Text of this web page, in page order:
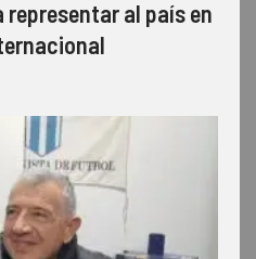
representar al país en